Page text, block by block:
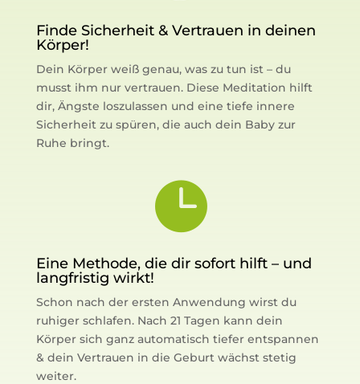
Finde Sicherheit & Vertrauen in deinen
Körper!
Dein Körper weiß genau, was zu tun ist – du
musst ihm nur vertrauen. Diese Meditation hilft
dir, Ängste loszulassen und eine tiefe innere
Sicherheit zu spüren, die auch dein Baby zur
Ruhe bringt.

Eine Methode, die dir sofort hilft – und
langfristig wirkt!
Schon nach der ersten Anwendung wirst du
ruhiger schlafen. Nach 21 Tagen kann dein
Körper sich ganz automatisch tiefer entspannen
& dein Vertrauen in die Geburt wächst stetig
weiter.